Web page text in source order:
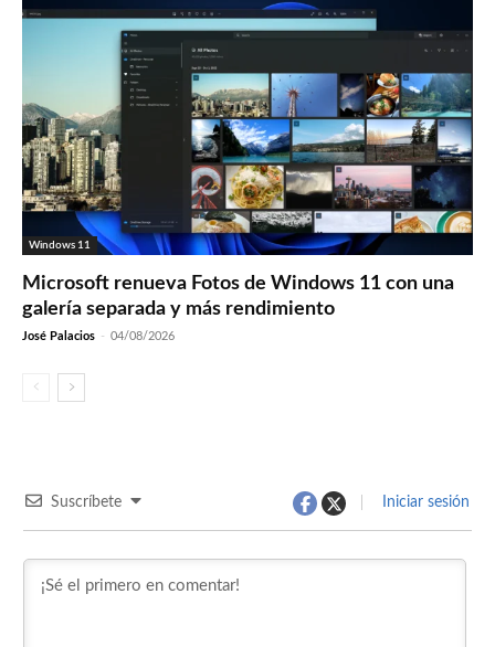
Windows 11
Microsoft renueva Fotos de Windows 11 con una
galería separada y más rendimiento
José Palacios - 04/08/2026
Suscríbete Iniciar sesión